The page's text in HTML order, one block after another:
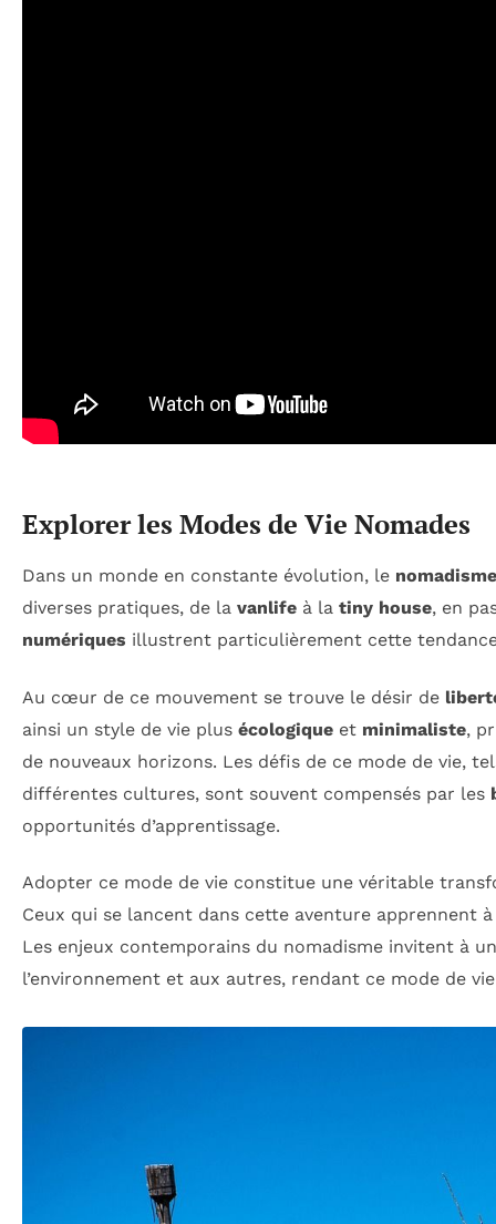
Explorer les Modes de Vie Nomades
Dans un monde en constante évolution, le nomadisme
diverses pratiques, de la vanlife à la tiny house, en
numériques illustrent particulièrement cette
Au cœur de ce mouvement se trouve le désir de
ainsi un style de vie plus écologique et minimaliste,
de nouveaux horizons. Les défis de ce mode de vie,
différentes cultures, sont souvent compensés par les
opportunités d’apprentissage.
Adopter ce mode de vie constitue une véritable
Ceux qui se lancent dans cette aventure apprennent
Les enjeux contemporains du nomadisme invitent à
l’environnement et aux autres, rendant ce mode de